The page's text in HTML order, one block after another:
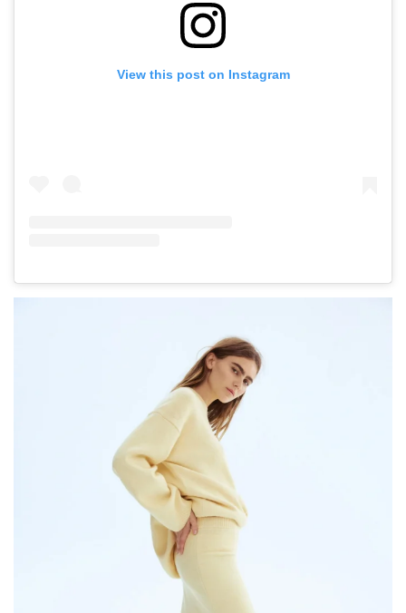
View this post on Instagram